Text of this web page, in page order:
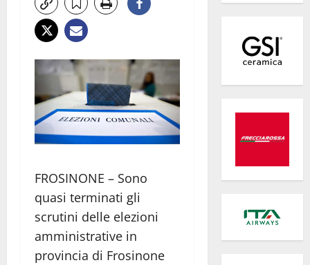
FROSINONE – Sono
quasi terminati gli
scrutini delle elezioni
amministrative in
provincia di Frosinone